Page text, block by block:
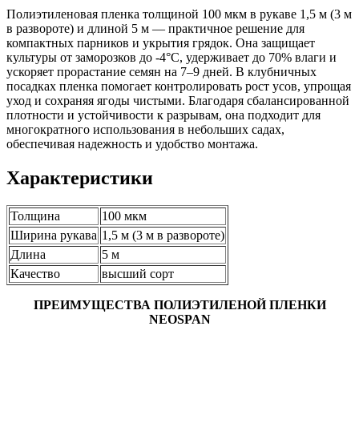
Полиэтиленовая пленка толщиной 100 мкм в рукаве 1,5 м (3 м
в развороте) и длиной 5 м — практичное решение для
компактных парников и укрытия грядок. Она защищает
культуры от заморозков до -4°C, удерживает до 70% влаги и
ускоряет прорастание семян на 7–9 дней. В клубничных
посадках пленка помогает контролировать рост усов, упрощая
уход и сохраняя ягоды чистыми. Благодаря сбалансированной
плотности и устойчивости к разрывам, она подходит для
многократного использования в небольших садах,
обеспечивая надежность и удобство монтажа.
Характеристики
Толщина
100 мкм
Ширина рукава 1,5 м (3 м в развороте)
Длина
5 м
Качество
высший сорт
ПРЕИМУЩЕСТВА ПОЛИЭТИЛЕНОЙ ПЛЕНКИ
NEOSPAN